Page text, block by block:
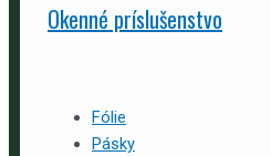
Okenné príslušenstvo
Fólie
Pásky